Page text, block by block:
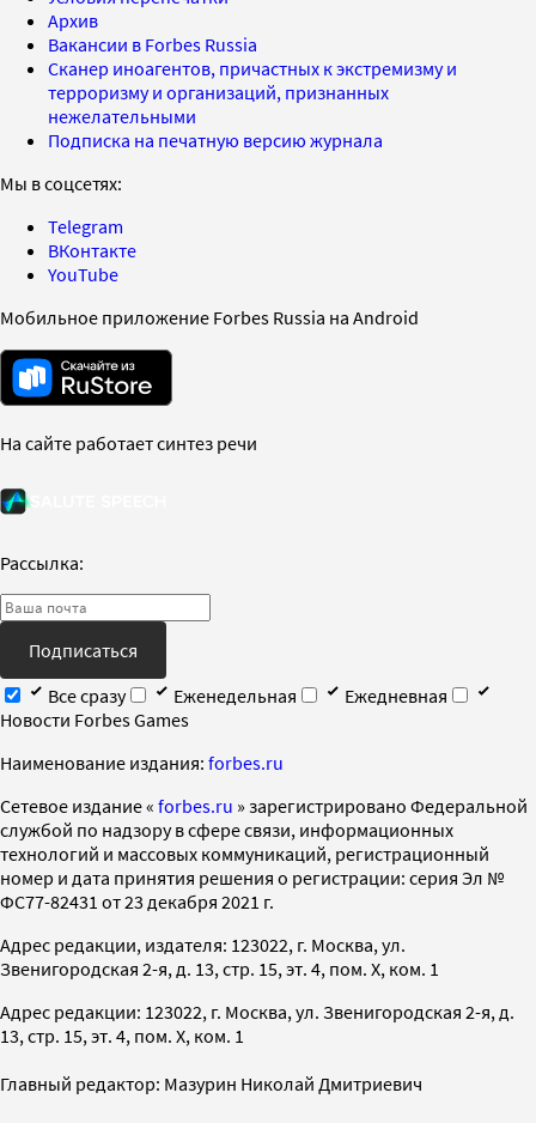
Архив
Вакансии в Forbes Russia
Сканер иноагентов, причастных к экстремизму и
терроризму и организаций, признанных
нежелательными
Подписка на печатную версию журнала
Мы в соцсетях:
Telegram
ВКонтакте
YouTube
Мобильное приложение Forbes Russia на Android
На сайте работает синтез речи
Рассылка:
Подписаться
Все сразу
Еженедельная
Ежедневная
Новости Forbes Games
Наименование издания: forbes.ru
Cетевое издание « forbes.ru » зарегистрировано Федеральной
службой по надзору в сфере связи, информационных
технологий и массовых коммуникаций, регистрационный
номер и дата принятия решения о регистрации: серия Эл №
ФС77-82431 от 23 декабря 2021 г.
Адрес редакции, издателя: 123022, г. Москва, ул.
Звенигородская 2-я, д. 13, стр. 15, эт. 4, пом. X, ком. 1
Адрес редакции: 123022, г. Москва, ул. Звенигородская 2-я, д.
13, стр. 15, эт. 4, пом. X, ком. 1
Главный редактор: Мазурин Николай Дмитриевич